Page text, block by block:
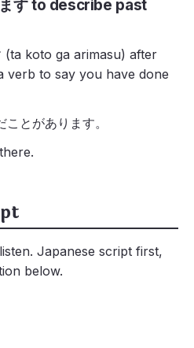
す to describe past
(ta koto ga arimasu) after
verb to say you have done
ことがあります。
Japanese script first,
below.